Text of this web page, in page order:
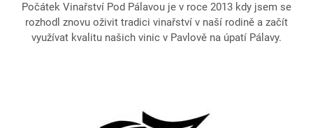
Počátek Vinařství Pod Pálavou je v roce 2013 kdy jsem se
rozhodl znovu oživit tradici vinařství v naší rodině a začít
využívat kvalitu našich vinic v Pavlově na úpatí Pálavy.